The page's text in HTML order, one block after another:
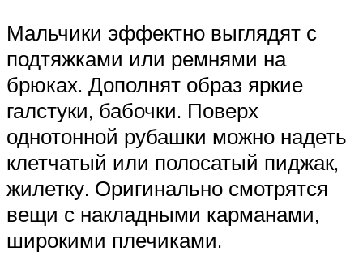
Мальчики эффектно выглядят с
подтяжками или ремнями на
брюках. Дополнят образ яркие
галстуки, бабочки. Поверх
однотонной рубашки можно надеть
клетчатый или полосатый пиджак,
жилетку. Оригинально смотрятся
вещи с накладными карманами,
широкими плечиками.